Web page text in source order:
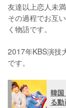
友達以上恋人未
その過程でお互
く物語です。
2017年KBS演技
です。
韓
る